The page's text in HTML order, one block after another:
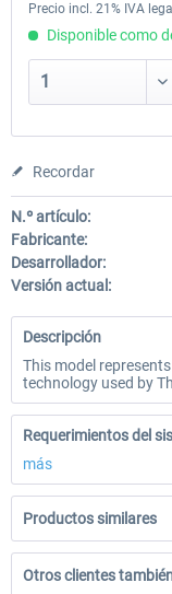
Precio incl. 21% IVA legal
Disponible como
Recordar
N.º artículo:
Fabricante:
Desarrollador:
Versión actual:
Descripción
This model
technology used by
Requerimientos del
más
Productos similares
Otros clientes